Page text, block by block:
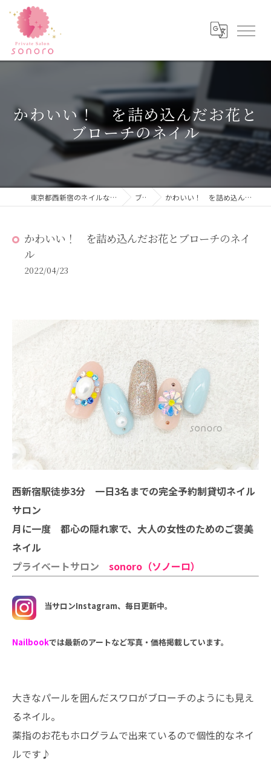
かわいい！ を詰め込んだお花と
ブローチのネイル
東京都西新宿のネイルならPrivateSalon sonoro ブログ かわいい！ を詰め込んだお花とブローチのネイル
かわいい！ を詰め込んだお花とブローチのネイ
ル
2022/04/23
西新宿駅徒歩3分 一日3名までの完全予約制貸切ネイル
サロン
月に一度 都心の隠れ家で、大人の女性のためのご褒美
ネイル
プライベートサロン sonoro（ソノーロ）
当サロンInstagram、毎日更新中。
Nailbookでは最新のアートなど写真・価格掲載しています。
大きなパールを囲んだスワロがブローチのようにも見え
るネイル。
薬指のお花もホログラムで出来ているので個性的なネイ
ルです♪